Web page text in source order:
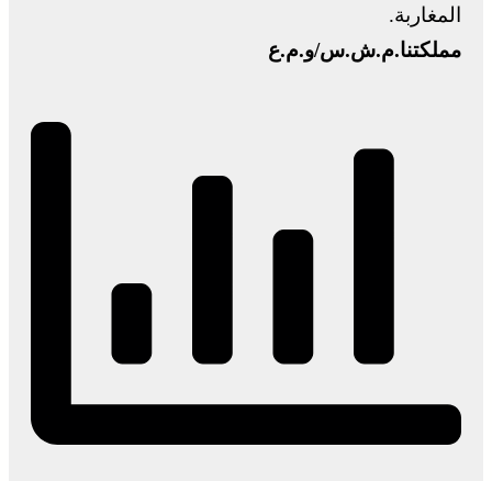
المغاربة.
مملكتنا.م.ش.س/و.م.ع